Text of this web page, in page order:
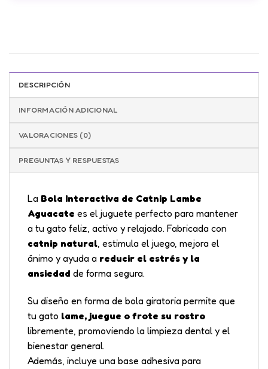
ventas@orionshop.com.co o al +57 320 981 9633
DESCRIPCIÓN
INFORMACIÓN ADICIONAL
VALORACIONES (0)
PREGUNTAS Y RESPUESTAS
La Bola Interactiva de Catnip Lambe
Aguacate es el juguete perfecto para mantener
a tu gato feliz, activo y relajado. Fabricada con
catnip natural , estimula el juego, mejora el
ánimo y ayuda a reducir el estrés y la
ansiedad de forma segura.
Su diseño en forma de bola giratoria permite que
tu gato lame, juegue o frote su rostro
libremente, promoviendo la limpieza dental y el
bienestar general.
Además, incluye una base adhesiva para